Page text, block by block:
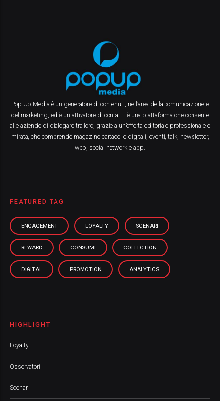
Pop Up Media è un generatore di contenuti, nell’area della comunicazione e
del marketing, ed è un attivatore di contatti: è una piattaforma che consente
alle aziende di dialogare tra loro, grazie a un’offerta editoriale professionale e
mirata, che comprende magazine cartacei e digitali, eventi, talk, newsletter,
web, social network e app.
FEATURED TAG
ENGAGEMENT LOYALTY SCENARI
REWARD CONSUMI COLLECTION
DIGITAL PROMOTION ANALYTICS
HIGHLIGHT
Loyalty
Osservatori
Scenari